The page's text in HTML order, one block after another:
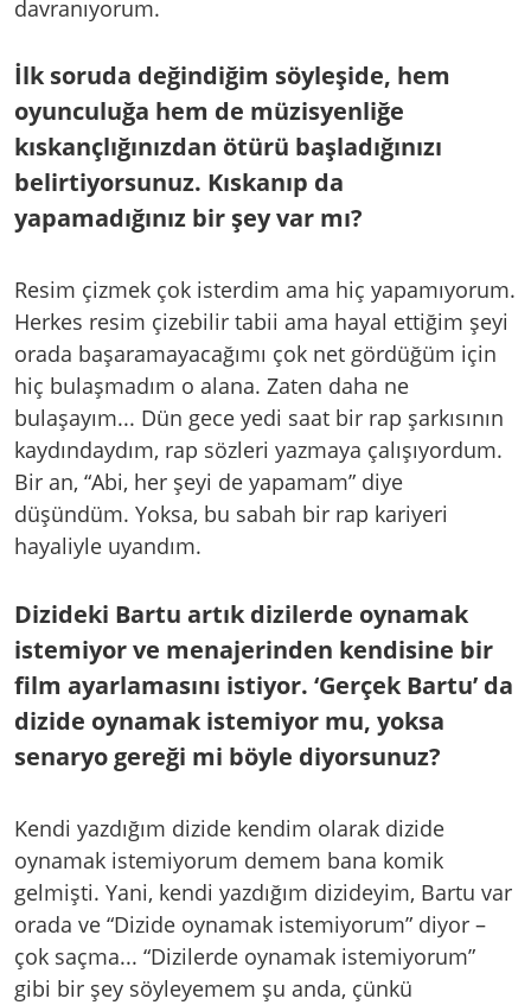
davranıyorum.
İlk soruda değindiğim söyleşide, hem
oyunculuğa hem de müzisyenliğe
kıskançlığınızdan ötürü başladığınızı
belirtiyorsunuz. Kıskanıp da
yapamadığınız bir şey var mı?
Resim çizmek çok isterdim ama hiç yapamıyorum.
Herkes resim çizebilir tabii ama hayal ettiğim şeyi
orada başaramayacağımı çok net gördüğüm için
hiç bulaşmadım o alana. Zaten daha ne
bulaşayım... Dün gece yedi saat bir rap şarkısının
kaydındaydım, rap sözleri yazmaya çalışıyordum.
Bir an, “Abi, her şeyi de yapamam” diye
düşündüm. Yoksa, bu sabah bir rap kariyeri
hayaliyle uyandım.
Dizideki Bartu artık dizilerde oynamak
istemiyor ve menajerinden kendisine bir
film ayarlamasını istiyor. ‘Gerçek Bartu’ da
dizide oynamak istemiyor mu, yoksa
senaryo gereği mi böyle diyorsunuz?
Kendi yazdığım dizide kendim olarak dizide
oynamak istemiyorum demem bana komik
gelmişti. Yani, kendi yazdığım dizideyim, Bartu var
orada ve “Dizide oynamak istemiyorum” diyor –
çok saçma... “Dizilerde oynamak istemiyorum”
gibi bir şey söyleyemem şu anda, çünkü